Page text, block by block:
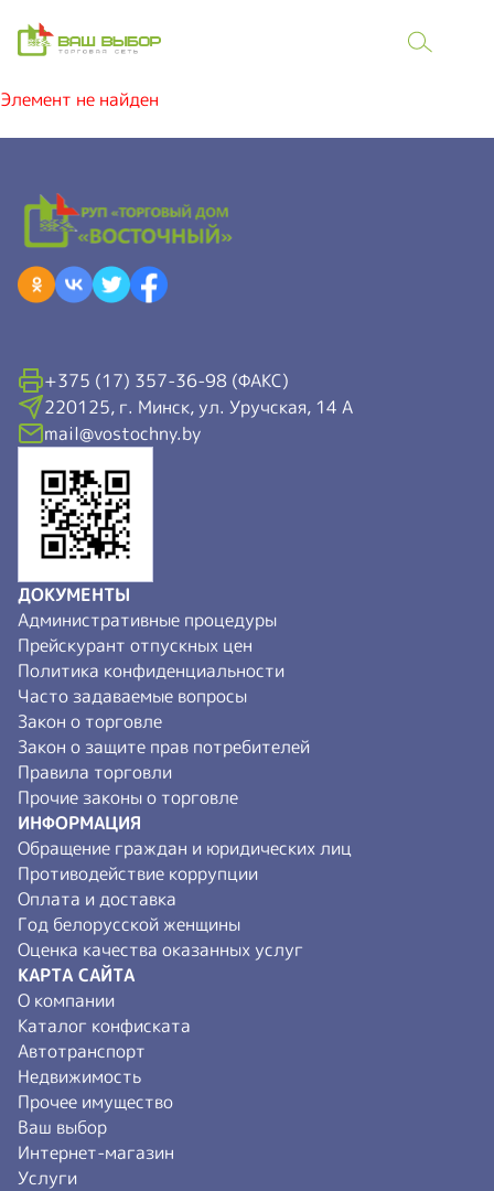
Элемент не найден
+375 (17) 357-36-98 (ФАКС)
220125, г. Минск, ул. Уручская, 14 А
mail@vostochny.by
ДОКУМЕНТЫ
Административные процедуры
Прейскурант отпускных цен
Политика конфиденциальности
Часто задаваемые вопросы
Закон о торговле
Закон о защите прав потребителей
Правила торговли
Прочие законы о торговле
ИНФОРМАЦИЯ
Обращение граждан и юридических лиц
Противодействие коррупции
Оплата и доставка
Год белорусской женщины
Оценка качества оказанных услуг
КАРТА САЙТА
О компании
Каталог конфиската
Автотранспорт
Недвижимость
Прочее имущество
Ваш выбор
Интернет-магазин
Услуги